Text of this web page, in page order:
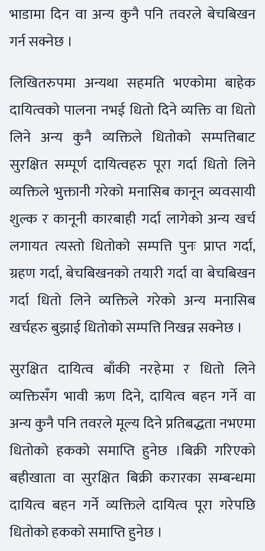
भाडामा दिन वा अन्य कुनै पनि तवरले बेचबिखन
गर्न सक्नेछ ।
लिखितरुपमा अन्यथा सहमति भएकोमा बाहेक
दायित्वको पालना नभई धितो दिने व्यक्ति वा धितो
लिने अन्य कुनै व्यक्तिले धितोको सम्पत्तिबाट
सुरक्षित सम्पूर्ण दायित्वहरु पूरा गर्दा धितो लिने
व्यक्तिले भुक्तानी गरेको मनासिब कानून व्यवसायी
शुल्क र कानूनी कारबाही गर्दा लागेको अन्य खर्च
लगायत त्यस्तो धितोको सम्पत्ति पुनः प्राप्त गर्दा,
ग्रहण गर्दा, बेचबिखनको तयारी गर्दा वा बेचबिखन
गर्दा धितो लिने व्यक्तिले गरेको अन्य मनासिब
खर्चहरु बुझाई धितोको सम्पत्ति निखन्न सक्नेछ ।
सुरक्षित दायित्व बाँकी नरहेमा र धितो लिने
व्यक्तिसँग भावी ऋण दिने, दायित्व बहन गर्ने वा
अन्य कुनै पनि तवरले मूल्य दिने प्रतिबद्धता नभएमा
धितोको हकको समाप्ति हुनेछ ।बिक्री गरिएको
बहीखाता वा सुरक्षित बिक्री करारका सम्बन्धमा
दायित्व बहन गर्ने व्यक्तिले दायित्व पूरा गरेपछि
धितोको हकको समाप्ति हुनेछ ।